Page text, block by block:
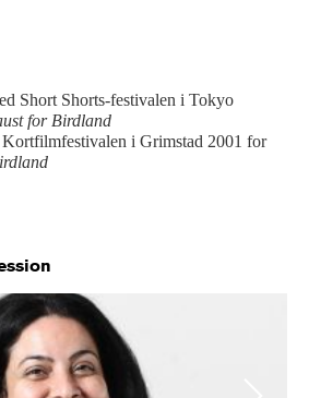
Short Shorts-festivalen i Tokyo
for Birdland
i Grimstad 2001 for